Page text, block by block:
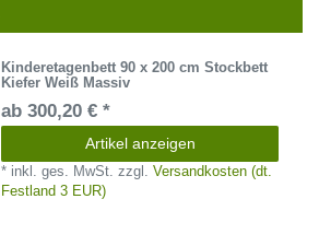
Kinderetagenbett 90 x 200 cm Stockbett
Kiefer Weiß Massiv
ab 300,20 € *
Artikel anzeigen
* inkl. ges. MwSt. zzgl.Versandkosten (dt.
Festland 3 EUR)